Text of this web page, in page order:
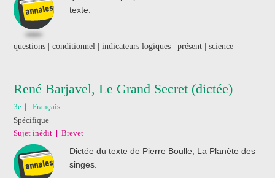
texte.
questions | conditionnel | indicateurs logiques | présent | science
René Barjavel, Le Grand Secret (dictée)
3e
Français
Spécifique
Sujet inédit
Brevet
Dictée du texte de Pierre Boulle, La Planète des
singes.